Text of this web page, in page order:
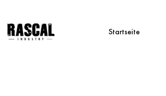
Startseite